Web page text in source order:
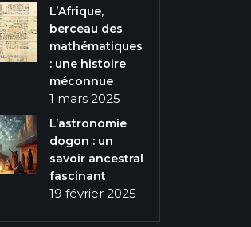
L’Afrique,
berceau des
mathématiques
: une histoire
méconnue
1 mars 2025
L’astronomie
dogon : un
savoir ancestral
fascinant
19 février 2025